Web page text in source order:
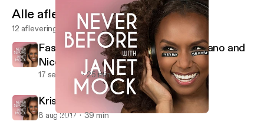
Crissle West
Alle afleveringen
12 afleveringen
Fashion Week Special: Christian Siriano and
Nicolette Mason
17 sep 2017 25 min
Kris Jenner
8 aug 2017 39 min